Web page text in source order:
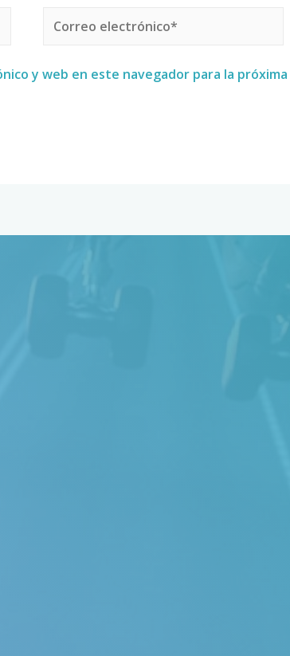
y web en este navegador para la